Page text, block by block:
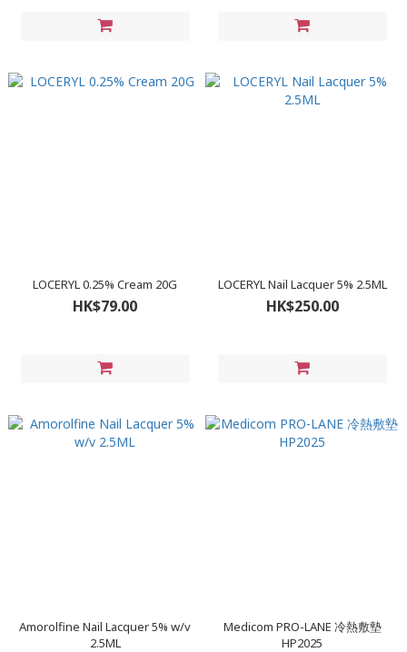
LOCERYL 0.25% Cream 20G
HK$79.00
LOCERYL Nail Lacquer 5% 2.5ML
HK$250.00
Amorolfine Nail Lacquer 5% w/v
2.5ML
Medicom PRO-LANE 冷熱敷墊
HP2025